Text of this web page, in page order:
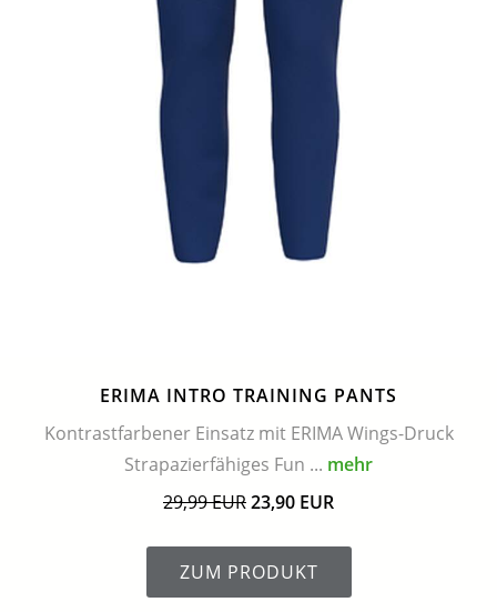
ERIMA INTRO TRAINING PANTS
Kontrastfarbener Einsatz mit ERIMA Wings-Druck
Strapazierfähiges Fun ... mehr
29,99 EUR23,90 EUR
ZUM PRODUKT